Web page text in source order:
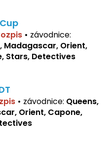
• závodnice:
Madagascar, Orient,
Stars, Detectives
• závodnice: Queens,
Orient, Capone,